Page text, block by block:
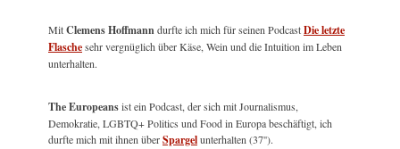
MitClemens Hoffmanndurfte ich mich für seinen PodcastDie letzte
Flaschesehr vergnüglich über Käse, Wein und die Intuition im Leben
unterhalten.
The Europeansist ein Podcast, der sich mit Journalismus,
Demokratie, LGBTQ+ Politics und Food in Europa beschäftigt, ich
durfte mich mit ihnen überSpargelunterhalten (37'').